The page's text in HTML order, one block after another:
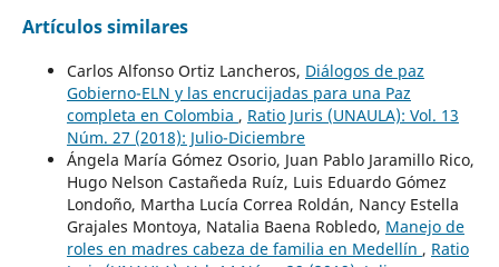
Artículos similares
Carlos Alfonso Ortiz Lancheros, Diálogos de paz
Gobierno-ELN y las encrucijadas para una Paz
completa en Colombia , Ratio Juris (UNAULA): Vol. 13
Núm. 27 (2018): Julio-Diciembre
Ángela María Gómez Osorio, Juan Pablo Jaramillo Rico,
Hugo Nelson Castañeda Ruíz, Luis Eduardo Gómez
Londoño, Martha Lucía Correa Roldán, Nancy Estella
Grajales Montoya, Natalia Baena Robledo, Manejo de
roles en madres cabeza de familia en Medellín , Ratio